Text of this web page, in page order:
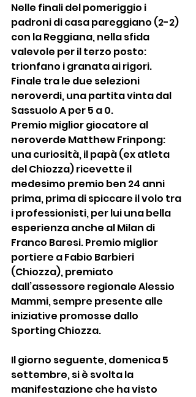
Nelle finali del pomeriggio i
padroni di casa pareggiano (2-2)
con la Reggiana, nella sfida
valevole per il terzo posto:
trionfano i granata ai rigori.
Finale tra le due selezioni
neroverdi, una partita vinta dal
Sassuolo A per 5 a 0.
Premio miglior giocatore al
neroverde Matthew Frinpong:
una curiosità, il papà (ex atleta
del Chiozza) ricevette il
medesimo premio ben 24 anni
prima, prima di spiccare il volo tra
i professionisti, per lui una bella
esperienza anche al Milan di
Franco Baresi. Premio miglior
portiere a Fabio Barbieri
(Chiozza), premiato
dall’assessore regionale Alessio
Mammi, sempre presente alle
iniziative promosse dallo
Sporting Chiozza.
Il giorno seguente, domenica 5
settembre, si è svolta la
manifestazione che ha visto